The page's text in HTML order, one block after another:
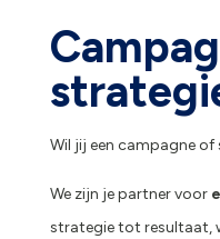
Wil jij een campagne of
We zijn je partner voor
strategie tot resultaat,